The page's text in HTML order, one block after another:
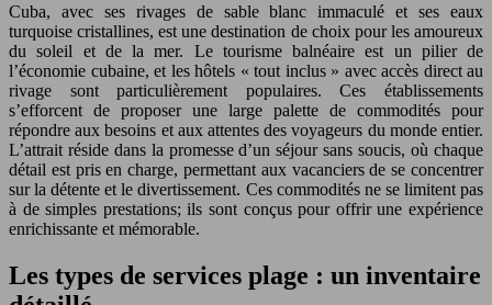
Cuba, avec ses rivages de sable blanc immaculé et ses eaux
turquoise cristallines, est une destination de choix pour les amoureux
du soleil et de la mer. Le tourisme balnéaire est un pilier de
l’économie cubaine, et les hôtels « tout inclus » avec accès direct au
rivage sont particulièrement populaires. Ces établissements
s’efforcent de proposer une large palette de commodités pour
répondre aux besoins et aux attentes des voyageurs du monde entier.
L’attrait réside dans la promesse d’un séjour sans soucis, où chaque
détail est pris en charge, permettant aux vacanciers de se concentrer
sur la détente et le divertissement. Ces commodités ne se limitent pas
à de simples prestations; ils sont conçus pour offrir une expérience
enrichissante et mémorable.
Les types de services plage : un inventaire